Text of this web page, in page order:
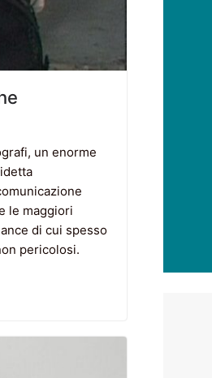
un enorme
le maggiori
di cui spesso
pericolosi.